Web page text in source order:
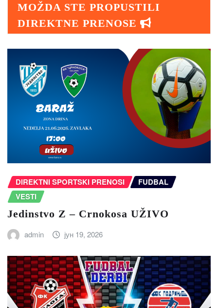
MOŽDA STE PROPUSTILI
DIREKTNE PRENOSE
DIREKTNI SPORTSKI PRENOSI
FUDBAL
VESTI
Jedinstvo Z – Crnokosa UŽIVO
admin јун 19, 2026